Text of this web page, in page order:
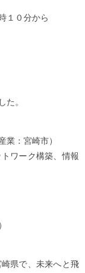
１０分から
た。
：宮崎市）
ワーク構築、情報
県で、未来へと飛